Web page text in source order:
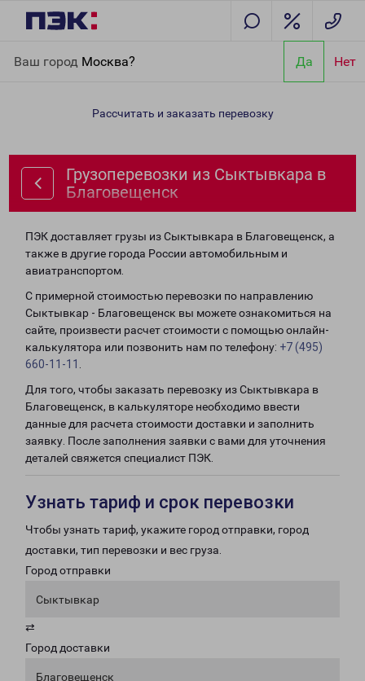
Ваш город Москва? Да Нет
Благовещенск
Рассчитать и заказать перевозку
Грузоперевозки из Сыктывкара в
Благовещенск
ПЭК доставляет грузы из Сыктывкара в Благовещенск, а
также в другие города России автомобильным и
авиатранспортом.
С примерной стоимостью перевозки по направлению
Сыктывкар - Благовещенск вы можете ознакомиться на
сайте, произвести расчет стоимости с помощью онлайн-
калькулятора или позвонить нам по телефону: +7 (495)
660-11-11
Для того, чтобы заказать перевозку из Сыктывкара в
Благовещенск, в калькуляторе необходимо ввести
данные для расчета стоимости доставки и заполнить
заявку. После заполнения заявки с вами для уточнения
деталей свяжется специалист ПЭК.
Узнать тариф и срок перевозки
Чтобы узнать тариф, укажите город отправки, город
доставки, тип перевозки и вес груза.
Город отправки
Сыктывкар
⇄
Город доставки
Благовещенск